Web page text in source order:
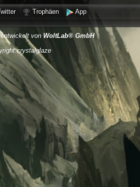
Trophäen App
von WoltLab® GmbH